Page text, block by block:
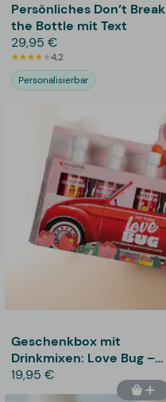
Persönliches Don’t Break
the Bottle mit Text
29,95 €
4,2
Personalisierbar
Geschenkbox mit
Drinkmixen: Love Bug –
Thoughtfully
19,95 €